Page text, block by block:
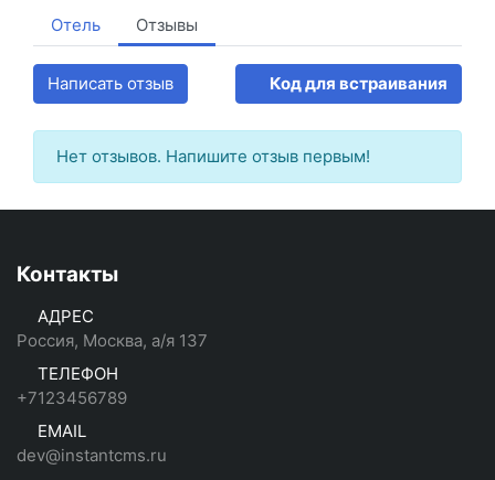
Отель Отзывы
Написать отзыв Код для встраивания
Нет отзывов. Напишите отзыв первым!
Контакты
АДРЕС
Россия, Москва, а/я 137
ТЕЛЕФОН
+7123456789
EMAIL
dev@instantcms.ru